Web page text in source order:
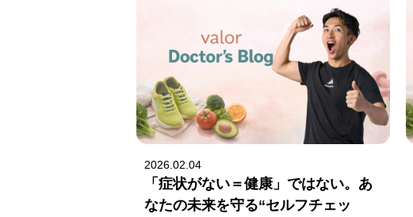
2026.02.04
「症状がない＝健康」ではない。あ
なたの未来を守る“セルフチェッ